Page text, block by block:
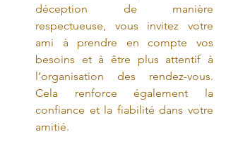
déception de manière
respectueuse, vous invitez votre
ami à prendre en compte vos
besoins et à être plus attentif à
l’organisation des rendez-vous.
Cela renforce également la
confiance et la fiabilité dans votre
amitié.